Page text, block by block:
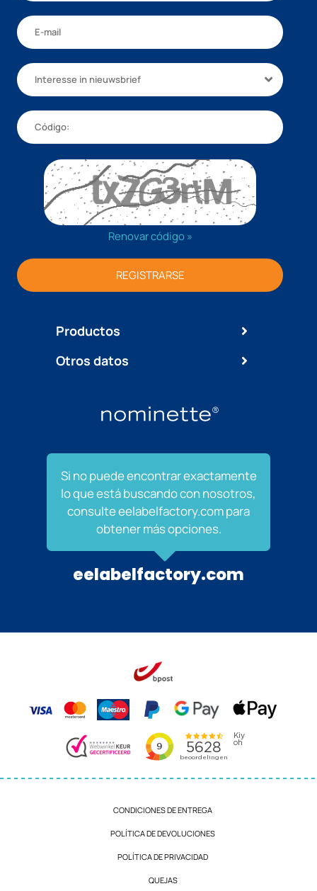
Productos
Interesse in nieuwsbrief
Renovar código »
REGISTRARSE
Otros datos
Si no puede encontrar exactamente
lo que está buscando con nosotros,
consulte eelabelfactory.com para
obtener más opciones.
eelabelfactory.com
CONDICIONES DE ENTREGA
POLÍTICA DE DEVOLUCIONES
POLÍTICA DE PRIVACIDAD
QUEJAS